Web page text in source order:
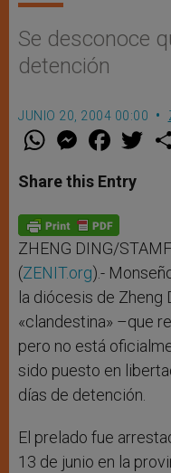
Se desconoce
detención
JUNIO 20, 2004 00:00
W
t
s
p
p
M
e
s
e
g
e
r
F
a
e
b
o
k
w
Share this Entry
ZHENG DING/
(ZENIT.org).-
la diócesis de Zheng
«clandestina» –que
pero no está
sido puesto en
días de detención.
El prelado fue
13 de junio en la